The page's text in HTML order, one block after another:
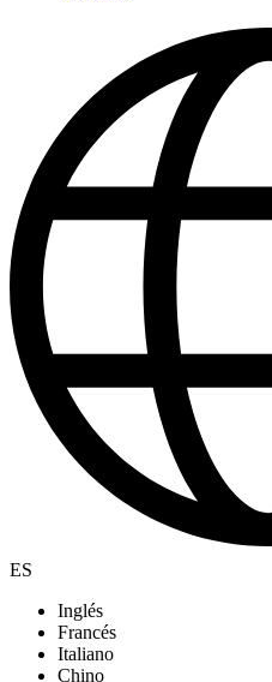
ES
Inglés
Francés
Italiano
Chino